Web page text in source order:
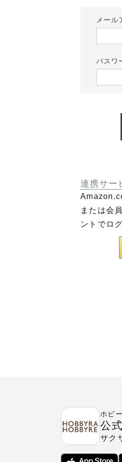
メール
パスワ
連携サー
または会
ントでロ
ホビ
公
サク